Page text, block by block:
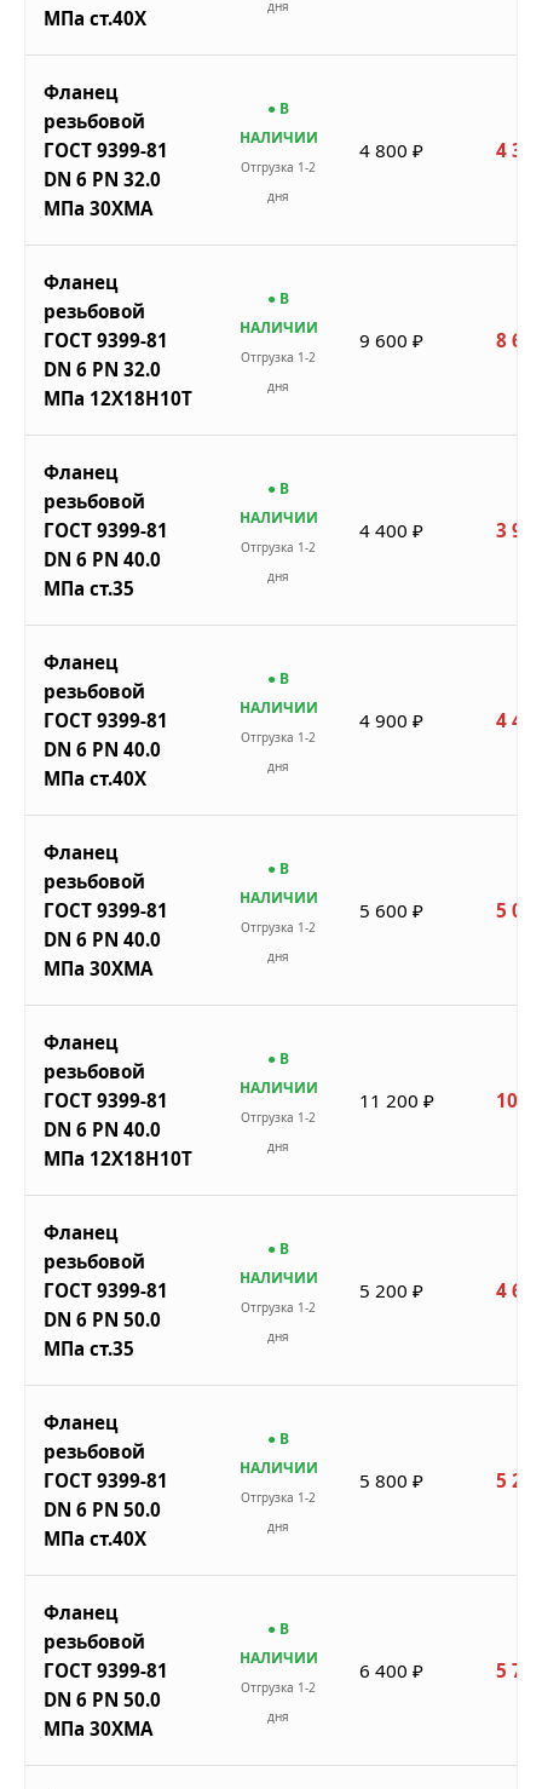
МПа ст.40Х
дня
Фланец
резьбовой
ГОСТ 9399-81
DN 6 PN 32.0
МПа 30ХМА
● В
НАЛИЧИИ
Отгрузка 1-2
дня
4 800 ₽ 4
Фланец
резьбовой
ГОСТ 9399-81
DN 6 PN 32.0
МПа 12Х18Н10Т
● В
НАЛИЧИИ
Отгрузка 1-2
дня
9 600 ₽ 8
Фланец
резьбовой
ГОСТ 9399-81
DN 6 PN 40.0
МПа ст.35
● В
НАЛИЧИИ
Отгрузка 1-2
дня
4 400 ₽ 3
Фланец
резьбовой
ГОСТ 9399-81
DN 6 PN 40.0
МПа ст.40Х
● В
НАЛИЧИИ
Отгрузка 1-2
дня
4 900 ₽ 4
Фланец
резьбовой
ГОСТ 9399-81
DN 6 PN 40.0
МПа 30ХМА
● В
НАЛИЧИИ
Отгрузка 1-2
дня
5 600 ₽ 5
Фланец
резьбовой
ГОСТ 9399-81
DN 6 PN 40.0
МПа 12Х18Н10Т
● В
НАЛИЧИИ
Отгрузка 1-2
дня
11 200 ₽ 10
Фланец
резьбовой
ГОСТ 9399-81
DN 6 PN 50.0
МПа ст.35
● В
НАЛИЧИИ
Отгрузка 1-2
дня
5 200 ₽ 4
Фланец
резьбовой
ГОСТ 9399-81
DN 6 PN 50.0
МПа ст.40Х
● В
НАЛИЧИИ
Отгрузка 1-2
дня
5 800 ₽ 5
Фланец
резьбовой
ГОСТ 9399-81
DN 6 PN 50.0
МПа 30ХМА
● В
НАЛИЧИИ
Отгрузка 1-2
дня
6 400 ₽ 5